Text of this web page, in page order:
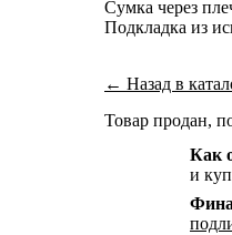
Сумка через
Подкладка из
← Назад в
Товар продан,
Как
и